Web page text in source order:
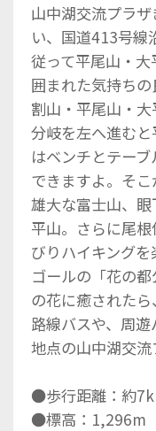
山中湖交流プラ
い、国道413号線
従って平尾山・
囲まれた気持ち
割山・平尾山・大
分岐を左へ進む
はベンチとテー
できますよ。そ
雄大な富士山、
平山。さらに尾
びりハイキング
ゴールの「花の
の花に癒された
路線バスや、周
地点の山中湖交流
●歩行距離：約
●標高：1,296m